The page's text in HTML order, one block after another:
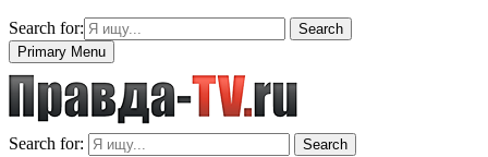
Search for:
Search
Primary Menu
Search for: Search